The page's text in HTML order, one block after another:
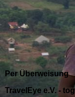
Per Überweisung
TravelEye e.V. -